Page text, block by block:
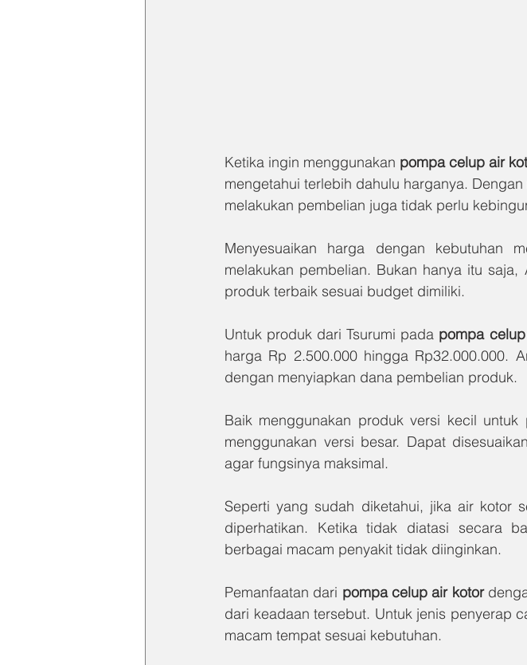
Ketika ingin menggunakan pompa celup air
mengetahui terlebih dahulu harganya.
melakukan pembelian juga tidak perlu
Menyesuaikan harga dengan kebutuhan
melakukan pembelian. Bukan hanya itu
produk terbaik sesuai budget dimiliki.
Untuk produk dari Tsurumi pada pompa
harga Rp 2.500.000 hingga Rp32.000.000.
dengan menyiapkan dana pembelian produk.
Baik menggunakan produk versi kecil
menggunakan versi besar. Dapat
agar fungsinya maksimal.
Seperti yang sudah diketahui, jika air kotor
diperhatikan. Ketika tidak diatasi secara
berbagai macam penyakit tidak diinginkan.
Pemanfaatan dari pompa celup air kotor
dari keadaan tersebut. Untuk jenis penyerap
macam tempat sesuai kebutuhan.